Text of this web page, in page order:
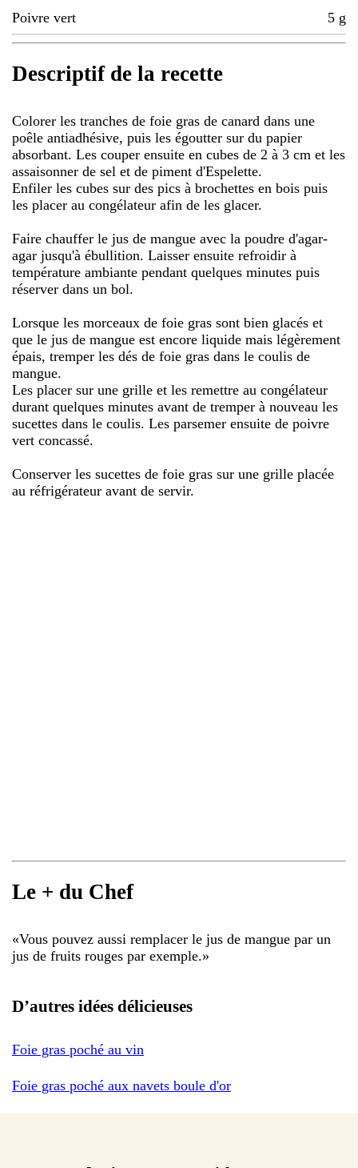
Poivre vert 5 g
Descriptif de la recette
Colorer les tranches de foie gras de canard dans une
poêle antiadhésive, puis les égoutter sur du papier
absorbant. Les couper ensuite en cubes de 2 à 3 cm et les
assaisonner de sel et de piment d'Espelette.
Enfiler les cubes sur des pics à brochettes en bois puis
les placer au congélateur afin de les glacer.
Faire chauffer le jus de mangue avec la poudre d'agar-
agar jusqu'à ébullition. Laisser ensuite refroidir à
température ambiante pendant quelques minutes puis
réserver dans un bol.
Lorsque les morceaux de foie gras sont bien glacés et
que le jus de mangue est encore liquide mais légèrement
épais, tremper les dés de foie gras dans le coulis de
mangue.
Les placer sur une grille et les remettre au congélateur
durant quelques minutes avant de tremper à nouveau les
sucettes dans le coulis. Les parsemer ensuite de poivre
vert concassé.
Conserver les sucettes de foie gras sur une grille placée
au réfrigérateur avant de servir.
Le + du Chef
«Vous pouvez aussi remplacer le jus de mangue par un
jus de fruits rouges par exemple.»
D’autres idées délicieuses
Foie gras poché au vin
Foie gras poché aux navets boule d'or